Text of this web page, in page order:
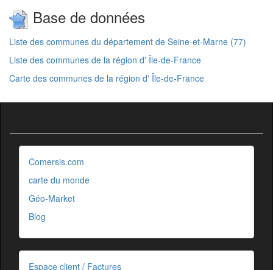
Base de données
Liste des communes du département de Seine-et-Marne (77)
Liste des communes de la région d' Île-de-France
Carte des communes de la région d' Île-de-France
Comersis.com
carte du monde
Géo-Market
Blog
Espace client / Factures